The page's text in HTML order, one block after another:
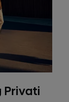
Privati